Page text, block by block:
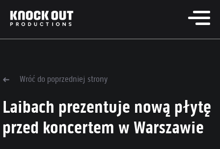
Wróć do poprzedniej strony
Laibach prezentuje nową płytę
przed koncertem w Warszawie